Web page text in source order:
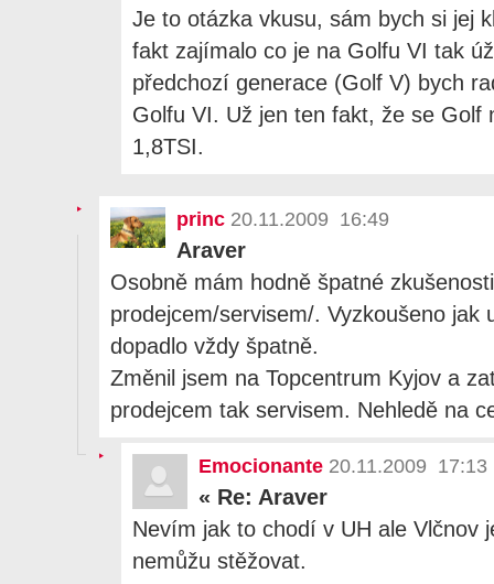
Je to otázka vkusu, sám bych si jej
fakt zajímalo co je na Golfu VI tak
předchozí generace (Golf V) bych
Golfu VI. Už jen ten fakt, že se Golf
1,8TSI.
princ 20.11.2009 16:49
Araver
Osobně mám hodně špatné
prodejcem/servisem/. Vyzkoušeno jak
dopadlo vždy špatně.
Změnil jsem na Topcentrum Kyjov a
prodejcem tak servisem. Nehledě na
Emocionante 20.11.2009 17:13
« Re: Araver
Nevím jak to chodí v UH ale Vlčnov
nemůžu stěžovat.